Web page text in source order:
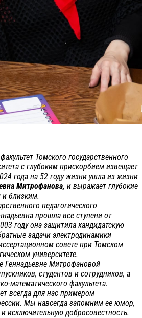
Томского государственного
с глубоким прискорбием извещает
года на 52 году жизни ушла из жизни
Митрофанова, и выражает глубокие
близким.
педагогического
прошла все ступени от
году она защитила кандидатскую
задачи электродинамики
совете при Томском
университете.
Геннадьевне Митрофановой
студентов и сотрудников, а
математического факультета.
всегда для нас примером
Мы навсегда запомним ее юмор,
исключительную добросовестность.